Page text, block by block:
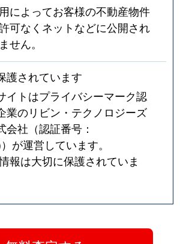
によってお客様の不動産物件
可なくネットなどに公開され
せん。
護されています
イトはプライバシーマーク認
業のリビン・テクノロジーズ
会社（認証番号：
）が運営しています。
報は大切に保護されていま